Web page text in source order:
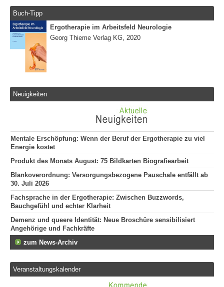
Buch-Tipp
Ergotherapie im Arbeitsfeld Neurologie
Georg Thieme Verlag KG, 2020
Neuigkeiten
Mentale Erschöpfung: Wenn der Beruf der Ergotherapie zu viel
Energie kostet
Produkt des Monats August: 75 Bildkarten Biografiearbeit
Blankoverordnung: Versorgungsbezogene Pauschale entfällt ab
30. Juli 2026
Fachsprache in der Ergotherapie: Zwischen Buzzwords,
Bauchgefühl und echter Klarheit
Demenz und queere Identität: Neue Broschüre sensibilisiert
Angehörige und Fachkräfte
zum News-Archiv
Veranstaltungskalender